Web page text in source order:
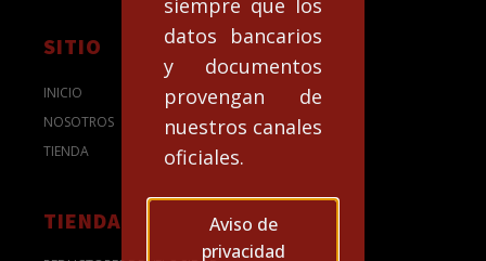
siempre que los
datos bancarios
y documentos
provengan de
nuestros canales
oficiales.
Aviso de
privacidad
SITIO
INICIO
NOSOTROS
TIENDA
TIENDA